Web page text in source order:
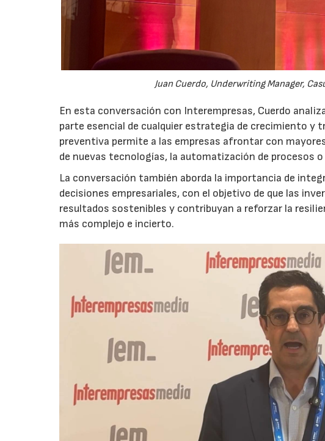
Juan Cuerdo, Underwriting Manager,
En esta conversación con Interempresas, Cuerdo
parte esencial de cualquier estrategia de crecimiento y
preventiva permite a las empresas afrontar con
de nuevas tecnologías, la automatización de procesos
La conversación también aborda la importancia de
decisiones empresariales, con el objetivo de que las
resultados sostenibles y contribuyan a reforzar la
más complejo e incierto.